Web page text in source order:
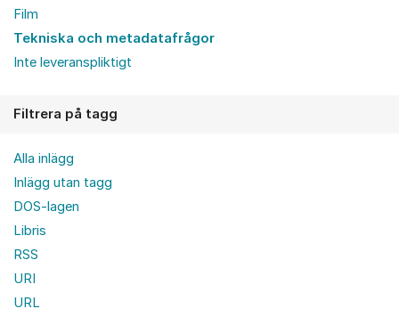
Film
Tekniska och metadatafrågor
Inte leveranspliktigt
Filtrera på tagg
Alla inlägg
Inlägg utan tagg
DOS-lagen
Libris
RSS
URI
URL